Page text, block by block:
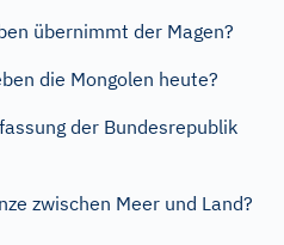
übernimmt der Magen?
die Mongolen heute?
der Bundesrepublik
zwischen Meer und Land?